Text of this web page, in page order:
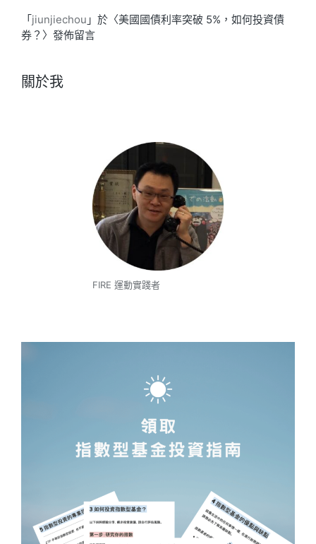
「jiunjiechou 」於〈美國國債利率突破 5%，如何投資債
券？ 〉發佈留言
關於我
FIRE 運動實踐者